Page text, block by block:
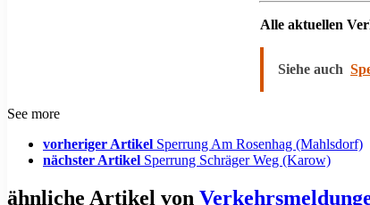
Alle aktuellen
Siehe auch
See more
vorheriger Artikel Sperrung Am Rosenhag (Mahlsdorf)
nächster Artikel Sperrung Schräger Weg (Karow)
ähnliche Artikel von